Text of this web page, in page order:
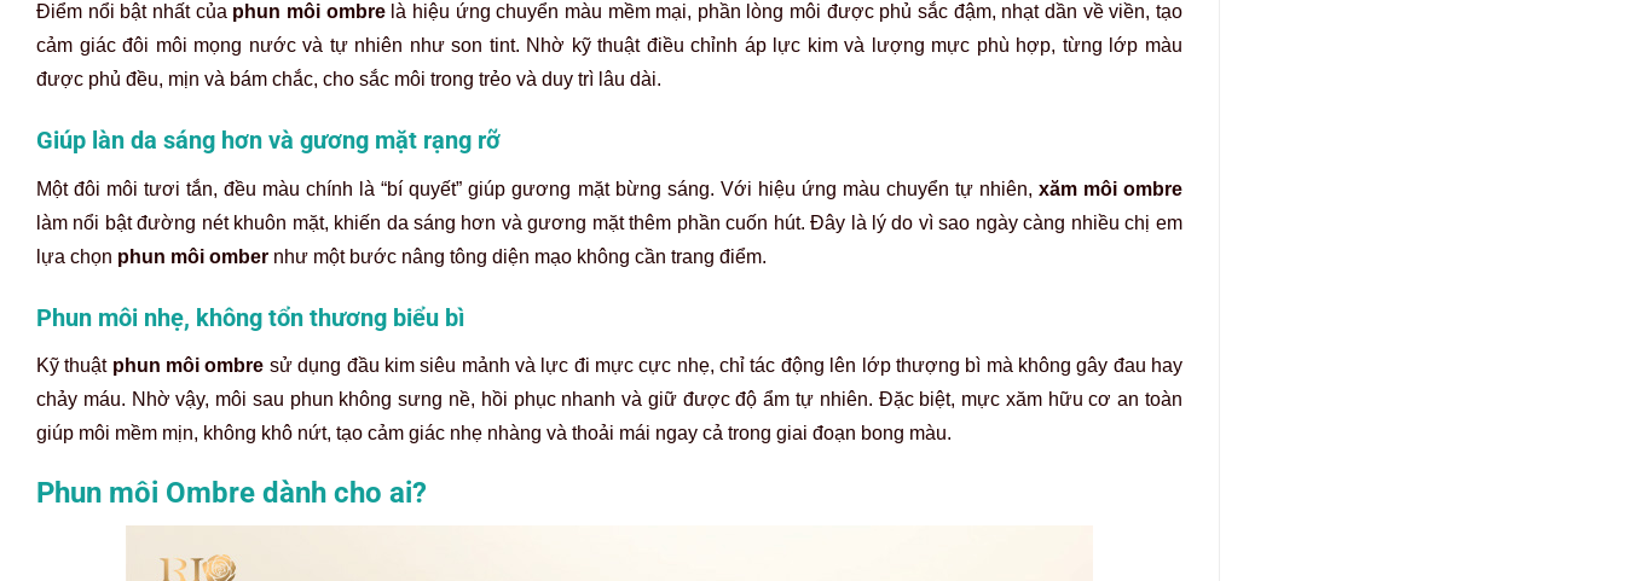
Điểm nổi bật nhất của phun môi ombrelà hiệu ứng chuyển màu mềm mại, phần lòng môi được phủ sắc đậm, nhạt dần về viền, tạo
cảm giác đôi môi mọng nước và tự nhiên như son tint. Nhờ kỹ thuật điều chỉnh áp lực kim và lượng mực phù hợp, từng lớp màu
được phủ đều, mịn và bám chắc, cho sắc môi trong trẻo và duy trì lâu dài.
Giúp làn da sáng hơn và gương mặt rạng rỡ
Một đôi môi tươi tắn, đều màu chính là “bí quyết” giúp gương mặt bừng sáng. Với hiệu ứng màu chuyển tự nhiên, xăm môi ombre
làm nổi bật đường nét khuôn mặt, khiến da sáng hơn và gương mặt thêm phần cuốn hút. Đây là lý do vì sao ngày càng nhiều chị em
lựa chọn phun môi omber như một bước nâng tông diện mạo không cần trang điểm.
Phun môi nhẹ, không tổn thương biểu bì
Kỹ thuật phun môi ombre sử dụng đầu kim siêu mảnh và lực đi mực cực nhẹ, chỉ tác động lên lớp thượng bì mà không gây đau hay
chảy máu. Nhờ vậy, môi sau phun không sưng nề, hồi phục nhanh và giữ được độ ẩm tự nhiên. Đặc biệt, mực xăm hữu cơ an toàn
giúp môi mềm mịn, không khô nứt, tạo cảm giác nhẹ nhàng và thoải mái ngay cả trong giai đoạn bong màu.
Phun môi Ombre dành cho ai?